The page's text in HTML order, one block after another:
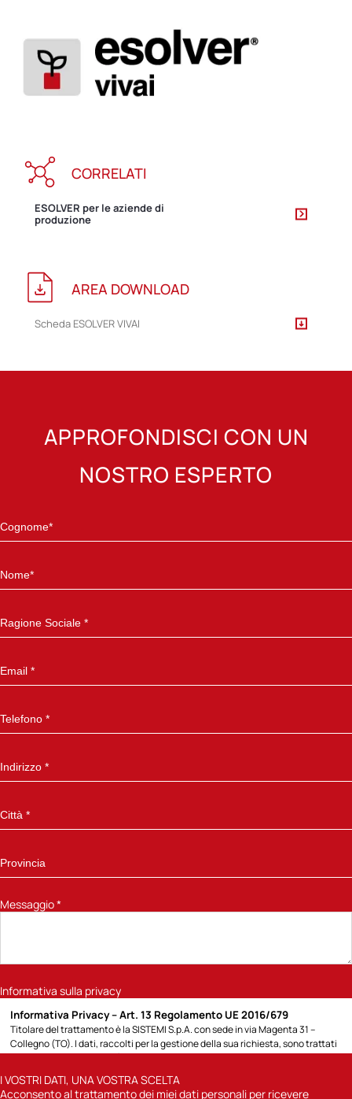
CORRELATI
ESOLVER per le aziende di
produzione
AREA DOWNLOAD
Scheda ESOLVER VIVAI
APPROFONDISCI CON UN
NOSTRO ESPERTO
Messaggio*
Informativa sulla privacy
Informativa Privacy – Art. 13 Regolamento UE 2016/679
Titolare del trattamento è la SISTEMI S.p.A. con sede in via Magenta 31 –
Collegno (TO). I dati, raccolti per la gestione della sua richiesta, sono trattati
e servizi Sistemi o altro specificato direttamente dall’Interessato; potremo
contattarla attraverso modalità tradizionali (posta cartacea, chiamate
I VOSTRI DATI, UNA VOSTRA SCELTA
Acconsento al trattamento dei miei dati personali per ricevere